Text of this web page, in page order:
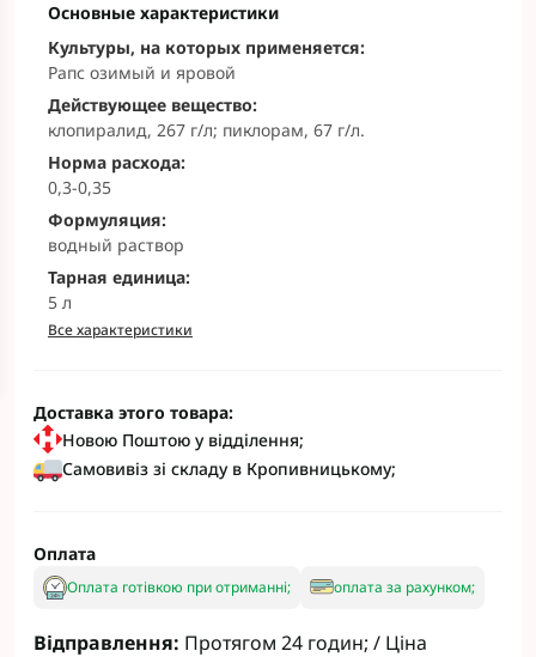
Основные характеристики
Культуры, на которых применяется:
Рапс озимый и яровой
Действующее вещество:
клопиралид, 267 г/л; пиклорам, 67 г/л.
Норма расхода:
0,3-0,35
Формуляция:
водный раствор
Тарная единица:
5 л
Все характеристики
Доставка этого товара:
Новою Поштою у відділення;
Самовивіз зі складу в Кропивницькому;
Оплата
Оплата готівкою при отриманні; оплата за рахунком;
Відправлення: Протягом 24 годин; / Ціна